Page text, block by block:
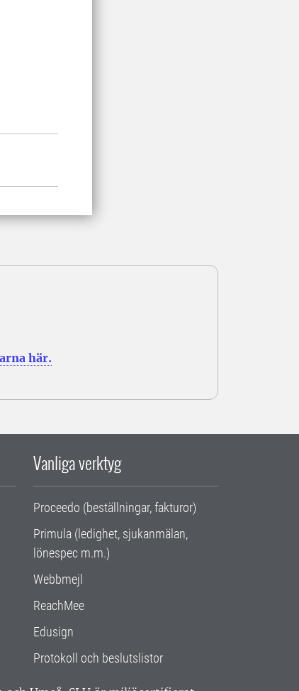
här.
Vanliga verktyg
Proceedo (beställningar, fakturor)
Primula (ledighet, sjukanmälan,
lönespec m.m.)
Webbmejl
ReachMee
Edusign
Protokoll och beslutslistor